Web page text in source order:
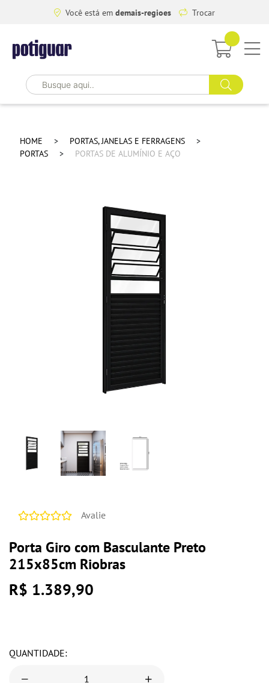
Você está em demais-regioes Trocar
HOME
PORTAS, JANELAS E FERRAGENS
PORTAS
PORTAS DE ALUMÍNIO E AÇO
Avalie
Porta Giro com Basculante Preto
215x85cm Riobras
R$ 1.389,90
QUANTIDADE: